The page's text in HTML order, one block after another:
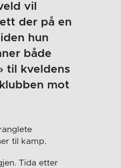
vil
der på en
hun
både
til kveldens
mot
til kamp.
Tida etter